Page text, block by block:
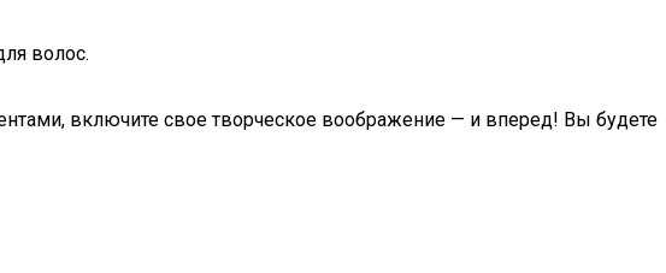
волос.
включите свое творческое воображение — и вперед! Вы будете